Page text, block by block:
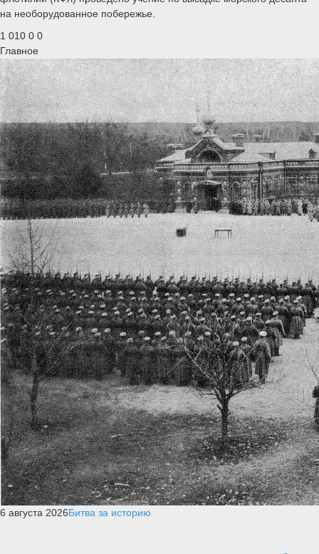
на необорудованное побережье.
1 010 0 0
Главное
6 августа 2026Битва за историю